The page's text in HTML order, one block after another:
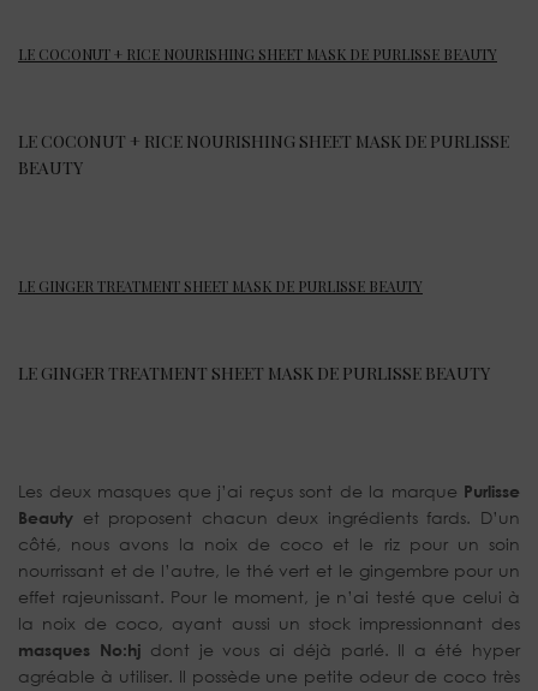
LE COCONUT + RICE NOURISHING SHEET MASK DE PURLISSE BEAUTY
LE COCONUT + RICE NOURISHING SHEET MASK DE PURLISSE
BEAUTY
LE GINGER TREATMENT SHEET MASK DE PURLISSE BEAUTY
LE GINGER TREATMENT SHEET MASK DE PURLISSE BEAUTY
Les deux masques que j’ai reçus sont de la marque Purlisse
Beauty et proposent chacun deux ingrédients fards. D’un
côté, nous avons la noix de coco et le riz pour un soin
nourrissant et de l’autre, le thé vert et le gingembre pour un
effet rajeunissant. Pour le moment, je n’ai testé que celui à
la noix de coco, ayant aussi un stock impressionnant des
masques No:hj dont je vous ai déjà parlé. Il a été hyper
agréable à utiliser. Il possède une petite odeur de coco très